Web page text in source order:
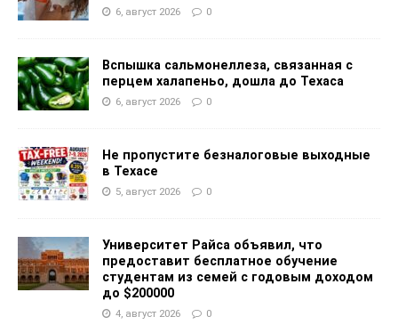
6, август 2026 0
Вспышка сальмонеллеза, связанная с
перцем халапеньо, дошла до Техаса
6, август 2026 0
Не пропустите безналоговые выходные
в Техасе
5, август 2026 0
Университет Райса объявил, что
предоставит бесплатное обучение
студентам из семей с годовым доходом
до $200000
4, август 2026 0